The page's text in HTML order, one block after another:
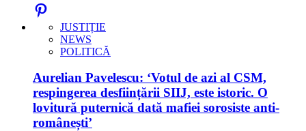
JUSTIȚIE
NEWS
POLITICĂ
Aurelian Pavelescu: ‘Votul de azi al CSM,
respingerea desființării SIIJ, este istoric. O
lovitură puternică dată mafiei sorosiste anti-
românești’